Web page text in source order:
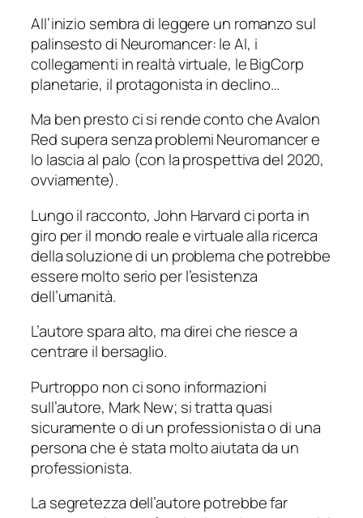
All’inizio sembra di leggere un romanzo sul
palinsesto di Neuromancer: le AI, i
collegamenti in realtà virtuale, le BigCorp
planetarie, il protagonista in declino…
Ma ben presto ci si rende conto cheAvalon
Red supera senza problemiNeuromancere
lo lascia al palo (con la prospettiva del 2020,
ovviamente).
Lungo il racconto, John Harvard ci porta in
giro per il mondo reale e virtuale alla ricerca
della soluzione di un problema che potrebbe
essere molto serio per l’esistenza
dell’umanità.
L’autore spara alto, ma direi che riesce a
centrare il bersaglio.
Purtroppo non ci sono informazioni
sull’autore, Mark New; si tratta quasi
sicuramente o di un professionista o di una
persona che è stata molto aiutata da un
professionista.
La segretezza dell’autore potrebbe far